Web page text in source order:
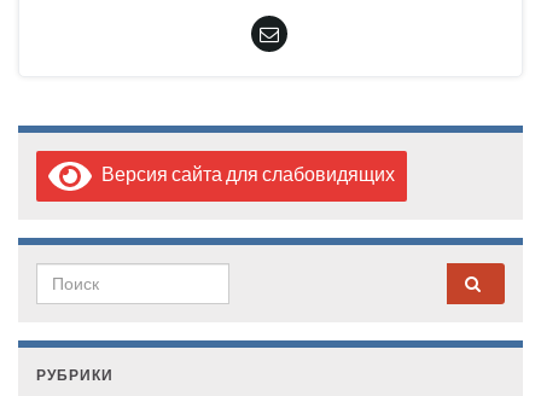
Версия сайта для слабовидящих
Search for:
РУБРИКИ